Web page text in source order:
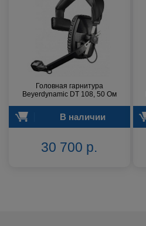
Головная гарнитура
Beyerdynamic DT 108, 50 Ом
В наличии
30 700 р.